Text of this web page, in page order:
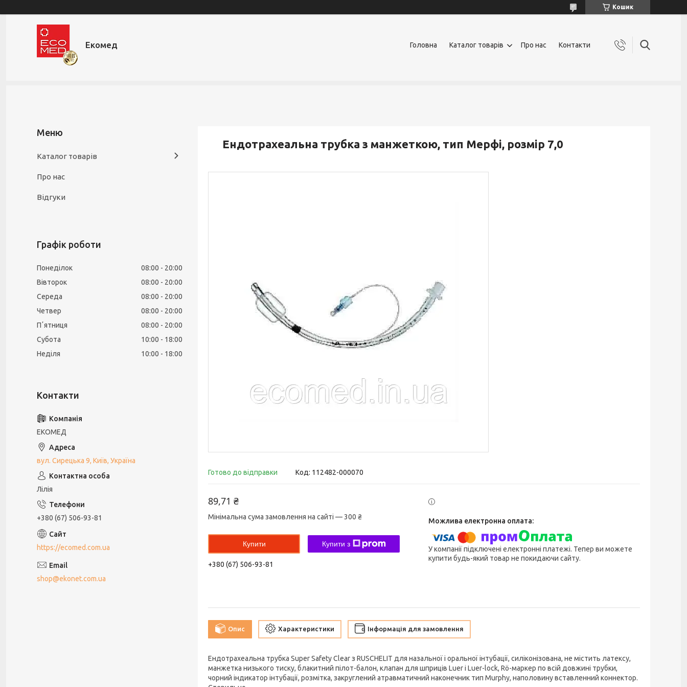
Кошик
Екомед Головна Каталог товарів Про нас Контакти
Ендотрахеальна трубка з манжеткою, тип Мерфі, розмір 7,0
Готово до відправки Код: 112482-000070
89,71 ₴
Мінімальна сума замовлення на сайті — 300 ₴
Купити Купити з
+380 (67) 506-93-81
У компанії підключені електронні платежі. Тепер ви можете
купити будь-який товар не покидаючи сайту.
Опис Характеристики Інформація для замовлення
Ендотрахеальна трубка Super Safety Clear з RUSCHELIT для назальної і оральної інтубації, силіконізована, не містить латексу,
манжетка низького тиску, блакитний пілот-балон, клапан для шприців Luer і Luer-lock, Rö-маркер по всій довжині трубки,
чорний індикатор інтубації, розмітка, закруглений атравматичний наконечник тип Murphy, наполовину вставленний коннектор.
Каталог товарів
Про нас
Відгуки
Графік роботи
Понеділок 08:00
20:00
Вівторок
08:00
20:00
Середа
08:00
20:00
Четвер
08:00
20:00
Пʼятниця
08:00
20:00
Субота
10:00
18:00
Неділя
10:00 18:00
ЕКОМЕД
вул. Сирецька 9, Київ, Україна
Лілія
+380 (67) 506-93-81
https://ecomed.com.ua
shop@ekonet.com.ua